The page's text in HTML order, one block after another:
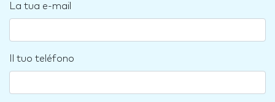
La tua e-mail
Il tuo teléfono